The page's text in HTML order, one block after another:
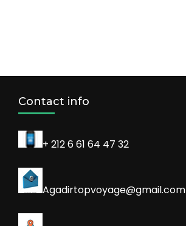
Contact info
+ 212 6 61 64 47 32
Agadirtopvoyage@gmail.com